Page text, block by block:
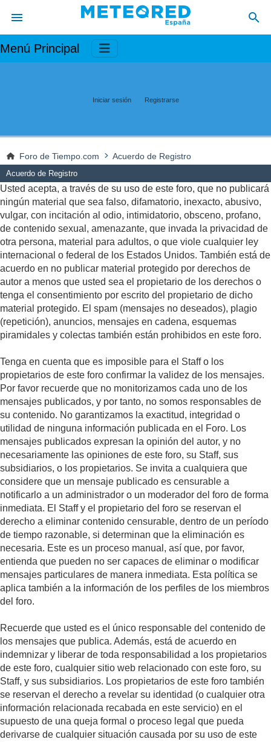
Menú Principal
Iniciar sesión Registrarse
Foro de Tiempo.com Acuerdo de Registro
Acuerdo de Registro
Usted acepta, a través de su uso de este foro, que no publicará
ningún material que sea falso, difamatorio, inexacto, abusivo,
vulgar, con incitación al odio, intimidatorio, obsceno, profano,
de contenido sexual, amenazante, que invada la privacidad de
otra persona, material para adultos, o que viole cualquier ley
internacional o federal de los Estados Unidos. También está de
acuerdo en no publicar material protegido por derechos de
autor a menos que usted sea el propietario de los derechos o
tenga el consentimiento por escrito del propietario de dicho
material protegido. El spam (mensajes no deseados), plagio
(repetición), anuncios, mensajes en cadena, esquemas
piramidales y colectas también están prohibidos en este foro.
Tenga en cuenta que es imposible para el Staff o los
propietarios de este foro confirmar la validez de los mensajes.
Por favor recuerde que no monitorizamos cada uno de los
mensajes publicados, y por tanto, no somos responsables de
su contenido. No garantizamos la exactitud, integridad o
utilidad de ninguna información publicada en el Foro. Los
mensajes publicados expresan la opinión del autor, y no
necesariamente las opiniones de este foro, su Staff, sus
subsidiarios, o los propietarios. Se invita a cualquiera que
considere que un mensaje publicado es censurable a
notificarlo a un administrador o un moderador del foro de forma
inmediata. El Staff y el propietario del foro se reservan el
derecho a eliminar contenido censurable, dentro de un período
de tiempo razonable, si determinan que la eliminación es
necesaria. Este es un proceso manual, así que, por favor,
entienda que pueden no ser capaces de eliminar o modificar
mensajes particulares de manera inmediata. Esta política se
aplica también a la información de los perfiles de los miembros
del foro.
Recuerde que usted es el único responsable del contenido de
los mensajes que publica. Además, está de acuerdo en
indemnizar y liberar de toda responsabilidad a los propietarios
de este foro, cualquier sitio web relacionado con este foro, su
Staff, y sus subsidiarios. Los propietarios de este foro también
se reservan el derecho a revelar su identidad (o cualquier otra
información relacionada recabada en este servicio) en el
supuesto de una queja formal o proceso legal que pueda
derivarse de cualquier situación causada por su uso de este